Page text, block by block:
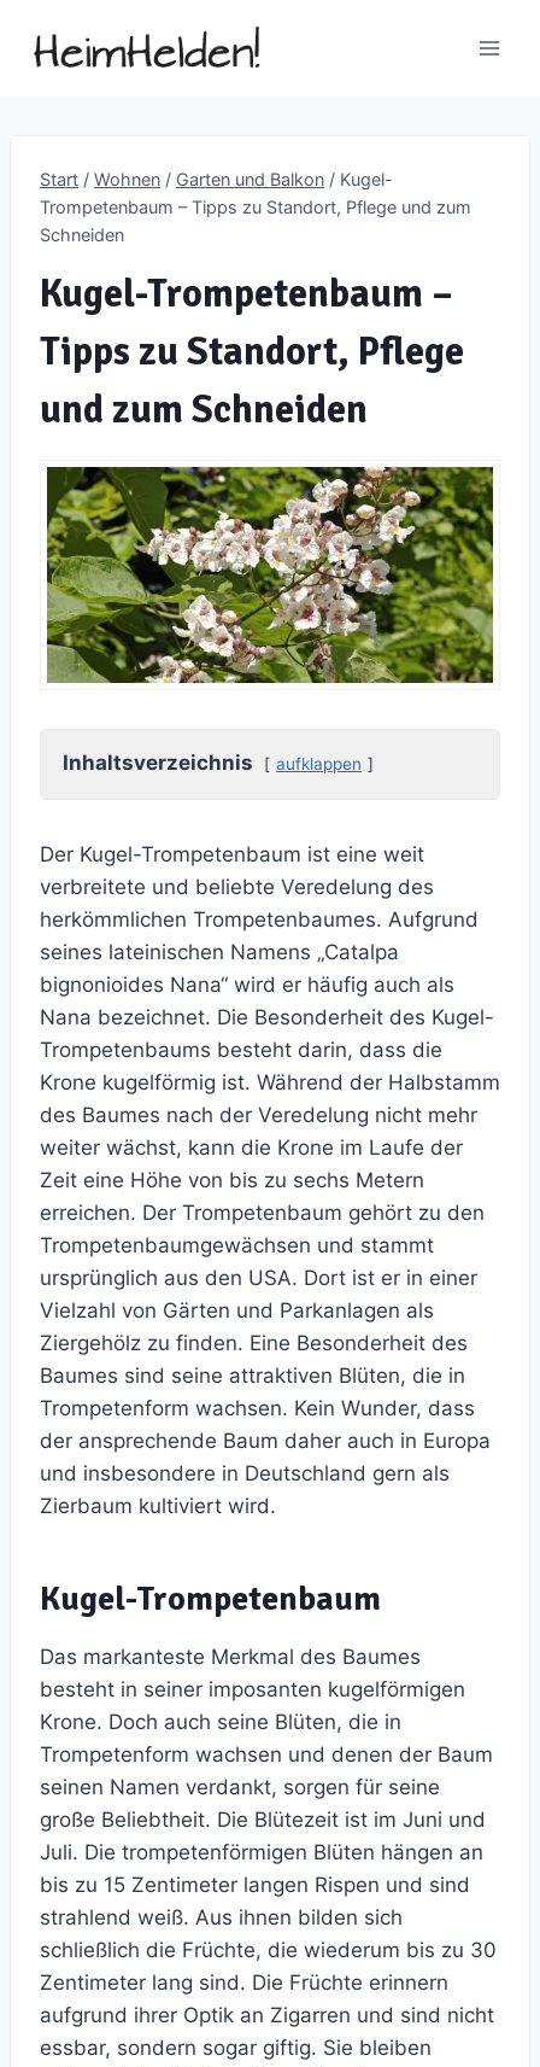
Inhalt
Start / Wohnen / Garten und Balkon / Kugel-
Trompetenbaum – Tipps zu Standort, Pflege und zum
Schneiden
Kugel-Trompetenbaum –
Tipps zu Standort, Pflege
und zum Schneiden
Inhaltsverzeichnis aufklappen
Der Kugel-Trompetenbaum ist eine weit
verbreitete und beliebte Veredelung des
herkömmlichen Trompetenbaumes. Aufgrund
seines lateinischen Namens „Catalpa
bignonioides Nana“ wird er häufig auch als
Nana bezeichnet. Die Besonderheit des Kugel-
Trompetenbaums besteht darin, dass die
Krone kugelförmig ist. Während der Halbstamm
des Baumes nach der Veredelung nicht mehr
weiter wächst, kann die Krone im Laufe der
Zeit eine Höhe von bis zu sechs Metern
erreichen. Der Trompetenbaum gehört zu den
Trompetenbaumgewächsen und stammt
ursprünglich aus den USA. Dort ist er in einer
Vielzahl von Gärten und Parkanlagen als
Ziergehölz zu finden. Eine Besonderheit des
Baumes sind seine attraktiven Blüten, die in
Trompetenform wachsen. Kein Wunder, dass
der ansprechende Baum daher auch in Europa
und insbesondere in Deutschland gern als
Zierbaum kultiviert wird.
Kugel-Trompetenbaum
Das markanteste Merkmal des Baumes
besteht in seiner imposanten kugelförmigen
Krone. Doch auch seine Blüten, die in
Trompetenform wachsen und denen der Baum
seinen Namen verdankt, sorgen für seine
große Beliebtheit. Die Blütezeit ist im Juni und
Juli. Die trompetenförmigen Blüten hängen an
bis zu 15 Zentimeter langen Rispen und sind
strahlend weiß. Aus ihnen bilden sich
schließlich die Früchte, die wiederum bis zu 30
Zentimeter lang sind. Die Früchte erinnern
aufgrund ihrer Optik an Zigarren und sind nicht
essbar, sondern sogar giftig. Sie bleiben